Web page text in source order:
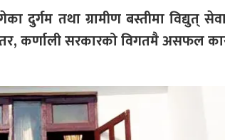
दुर्गम तथा ग्रामीण बस्तीमा विद्युत् सेवा
कर्णाली सरकारको विगतमै असफल